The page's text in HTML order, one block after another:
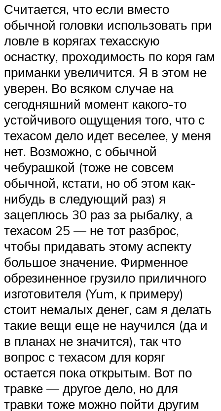
Считается, что если вместо
обычной головки использовать при
ловле в корягах техасскую
оснастку, проходимость по коря гам
приманки увеличится. Я в этом не
уверен. Во всяком случае на
сегодняшний момент какого-то
устойчивого ощущения того, что с
техасом дело идет веселее, у меня
нет. Возможно, с обычной
чебурашкой (тоже не совсем
обычной, кстати, но об этом как-
нибудь в следующий раз) я
зацеплюсь 30 раз за рыбалку, а
техасом 25 — не тот разброс,
чтобы придавать этому аспекту
большое значение. Фирменное
обрезиненное грузило приличного
изготовителя (Yum, к примеру)
стоит немалых денег, сам я делать
такие вещи еще не научился (да и
в планах не значится), так что
вопрос с техасом для коряг
остается пока открытым. Вот по
травке — другое дело, но для
травки тоже можно пойти другим